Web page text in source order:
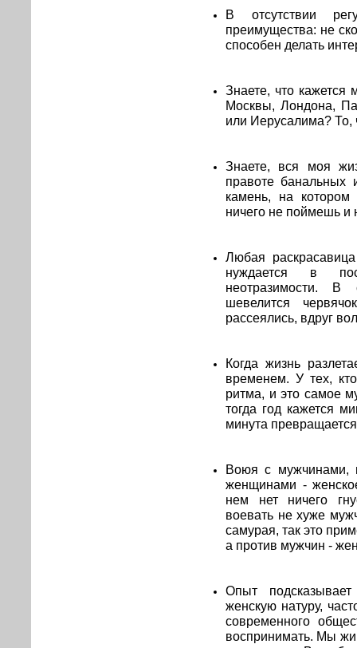
В отсутствии
преимущества: не
способен делать
Знаете, что
Москвы, Лондона,
или Иерусалима? То,
Знаете, вся моя
правоте
камень, на
ничего не поймешь и
Любая
нуждается в
неотразимости.
шевелится
рассеялись, вдруг
Когда жизнь
временем. У тех,
ритма, и это самое
тогда год кажется
минута
Воюя с мужчинами,
женщинами -
нем нет ничего
воевать не хуже
самурая, так это
а против мужчин -
Опыт
женскую натуру,
современного
воспринимать. Мы